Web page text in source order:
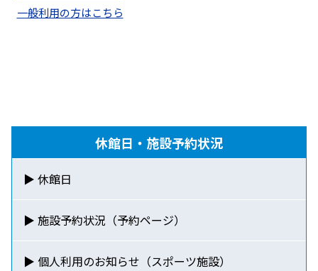
一般利用の方はこちら
休館日・施設予約状況
▶ 休館日
▶ 施設予約状況（予約ページ）
▶ 個人利用のお知らせ （スポーツ施設）